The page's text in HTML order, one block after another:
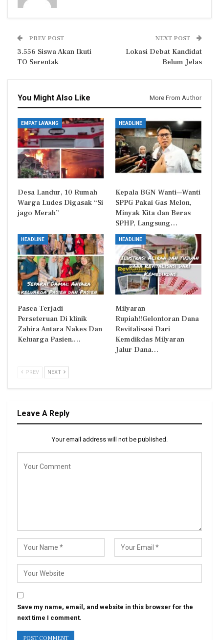
PREV POST
3.556 Siswa Akan Ikuti
TO Serentak
NEXT POST
Lokasi Debat Kandidat
Belum Jelas
You Might Also Like More From Author
EMPAT LAWANG
Desa Landur, 10 Rumah
Warga Ludes Digasak “Si
jago Merah”
HEADLINE
Kepala BGN Wanti—Wanti
SPPG Pakai Gas Melon,
Minyak Kita dan Beras
SPHP, Langsung…
HEADLINE
Pasca Terjadi
Perseteruan Di klinik
Zahira Antara Nakes Dan
Keluarga Pasien.…
HEADLINE
Milyaran
Rupiah!!Gelontoran Dana
Revitalisasi Dari
Kemdikdas Milyaran
Jalur Dana…
PREV NEXT
Leave A Reply
Your email address will not be published.
Save my name, email, and website in this browser for the
next time I comment.